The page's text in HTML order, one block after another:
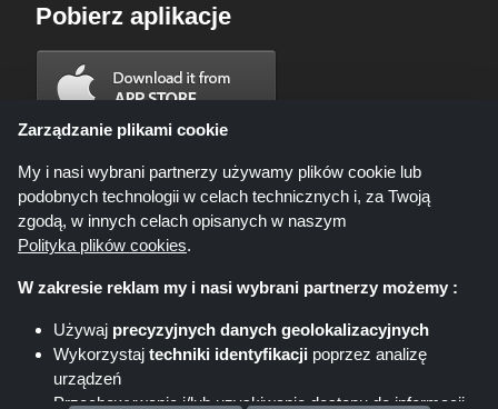
Pobierz aplikacje
Shoppingspout.com/pl ani jego personel nie są zaangażowani, gdy
dokonujesz zakupu za pośrednictwem tych linków, Shoppingspout.com/pl
zarabia prowizję wyłącznie za pośrednictwem tych linków/ofert.
Zarządzanie plikami cookie
My i nasi wybrani partnerzy używamy plików cookie lub
podobnych technologii w celach technicznych i, za Twoją
zgodą, w innych celach opisanych w naszym
Polityka plików cookies.
W zakresie reklam my i nasi wybrani partnerzy możemy :
Używaj precyzyjnych danych geolokalizacyjnych
Wykorzystaj techniki identyfikacji poprzez analizę
urządzeń
Przechowywanie i/lub uzyskiwanie dostępu do informacji